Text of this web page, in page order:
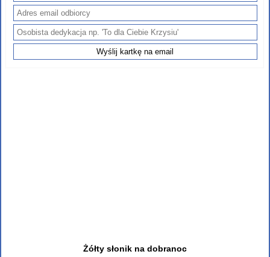
Żółty słonik na dobranoc